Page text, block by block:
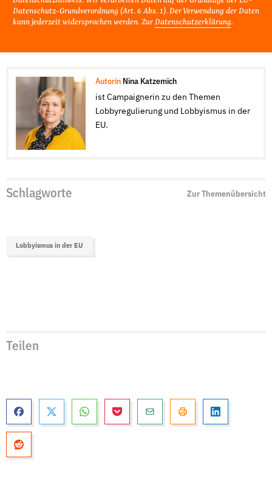
Datenschutz-Grundverordnung (Art. 6 Abs. 1). Der Verwendung der Daten
kann jederzeit widersprochen werden. Zur Datenschutzerklärung.
Autorin Nina Katzemich
ist Campaignerin zu den Themen
Lobbyregulierung und Lobbyismus in der
EU.
Schlagworte Zur Themenübersicht
Lobbyismus in der EU
Teilen